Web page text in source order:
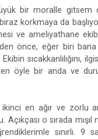
bir moralle gitsem
korkmaya da
ve ameliyathane
önce, eğer biri
sıcakkanlılığını,
öyle bir anda ve
en ağır ve zorlu
o sırada mışıl
sınırlı. 9